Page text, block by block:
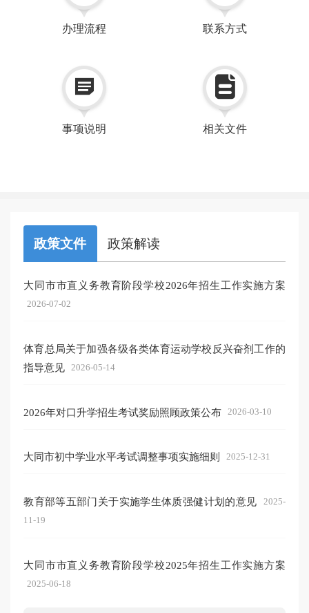
办理流程 联系方式

事项说明

相关文件
政策文件 政策解读
大同市市直义务教育阶段学校2026年招生工作实施方案
2026-07-02
体育总局关于加强各级各类体育运动学校反兴奋剂工作的
指导意见
2026-05-14
2026年对口升学招生考试奖励照顾政策公布 2026-03-10
大同市初中学业水平考试调整事项实施细则 2025-12-31
教育部等五部门关于实施学生体质强健计划的意见
2025-
11-19
大同市市直义务教育阶段学校2025年招生工作实施方案
2025-06-18